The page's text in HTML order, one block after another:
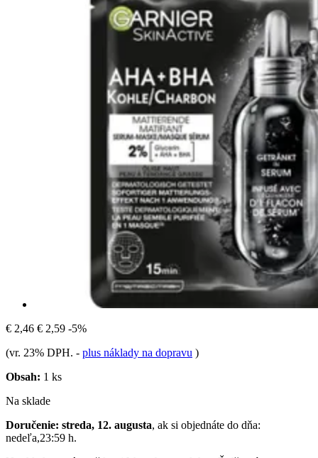
€ 2,46 € 2,59 -5%
(vr. 23% DPH. - plus náklady na dopravu )
Obsah: 1 ks
Na sklade
Doručenie: streda, 12. augusta, ak si objednáte do dňa:
nedeľa,23:59 h.